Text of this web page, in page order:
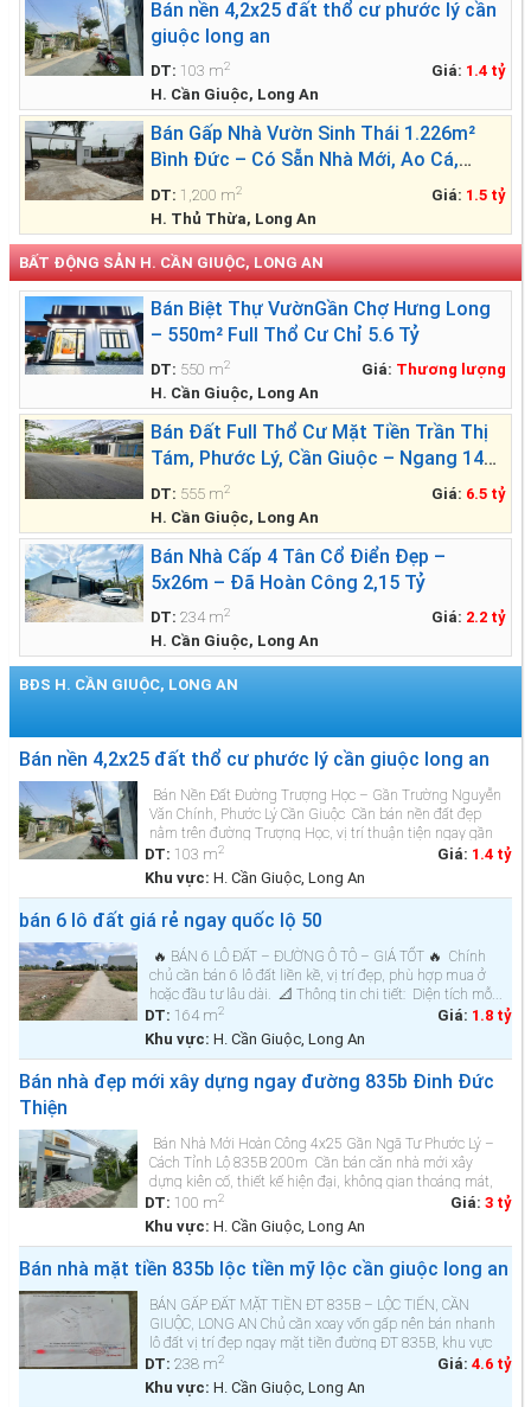
Bán nền 4,2x25 đất thổ cư phước lý cần
giuộc long an
DT: 103 m2 Giá: 1.4 tỷ
H. Cần Giuộc, Long An
Bán Gấp Nhà Vườn Sinh Thái 1.226m²
Bình Đức – Có Sẵn Nhà Mới, Ao Cá,
Vườn Cây – Giá Chỉ 1.499 Tỷ
DT: 1,200 m2 Giá: 1.5 tỷ
H. Thủ Thừa, Long An
BẤT ĐỘNG SẢN H. CẦN GIUỘC, LONG AN
Bán Biệt Thự VườnGần Chợ Hưng Long
– 550m² Full Thổ Cư Chỉ 5.6 Tỷ
DT: 550 m2 Giá: Thương lượng
H. Cần Giuộc, Long An
Bán Đất Full Thổ Cư Mặt Tiền Trần Thị
Tám, Phước Lý, Cần Giuộc – Ngang 14m
Siêu Đẹp
DT: 555 m2 Giá: 6.5 tỷ
H. Cần Giuộc, Long An
Bán Nhà Cấp 4 Tân Cổ Điển Đẹp –
5x26m – Đã Hoàn Công 2,15 Tỷ
DT: 234 m2 Giá: 2.2 tỷ
H. Cần Giuộc, Long An
BĐS H. CẦN GIUỘC, LONG AN
Bán nền 4,2x25 đất thổ cư phước lý cần giuộc long an
Bán Nền Đất Đường Trượng Học – Gần Trường Nguyễn
Văn Chính, Phước Lý Cần Giuộc Cần bán nền đất đẹp
nằm trên đường Trượng Học, vị trí thuận tiện ngay gần
Trường THCS Nguyễn Văn Chính, thuộc xã Phước Lý,
huyện Cần Giu...
DT: 103 m2 Giá: 1.4 tỷ
Khu vực: H. Cần Giuộc, Long An
bán 6 lô đất giá rẻ ngay quốc lộ 50
🔥 BÁN 6 LÔ ĐẤT – ĐƯỜNG Ô TÔ – GIÁ TỐT 🔥 Chính
chủ cần bán 6 lô đất liền kề, vị trí đẹp, phù hợp mua ở
hoặc đầu tư lâu dài. 📐 Thông tin chi tiết: Diện tích mỗ...
DT: 164 m2 Giá: 1.8 tỷ
Khu vực: H. Cần Giuộc, Long An
Bán nhà đẹp mới xây dựng ngay đường 835b Đinh Đức
Thiện
Bán Nhà Mới Hoàn Công 4x25 Gần Ngã Tư Phước Lý –
Cách Tỉnh Lộ 835B 200m Cần bán căn nhà mới xây
dựng kiên cố, thiết kế hiện đại, không gian thoáng mát,
rất phù hợp cho gia đ&ig...
DT: 100 m2 Giá: 3 tỷ
Khu vực: H. Cần Giuộc, Long An
Bán nhà mặt tiền 835b lộc tiền mỹ lộc cần giuộc long an
BÁN GẤP ĐẤT MẶT TIỀN ĐT 835B – LỘC TIẾN, CẦN
GIUỘC, LONG AN Chủ cần xoay vốn gấp nên bán nhanh
lô đất vị trí đẹp ngay mặt tiền đường ĐT 835B, khu vực
Lộc Tiến – Cần Giuộc. 🔹 Diện tích: 6,5m x 37m (tổng
238m², thổ cư)🔹 Hiện trạng: C&o...
DT: 238 m2 Giá: 4.6 tỷ
Khu vực: H. Cần Giuộc, Long An